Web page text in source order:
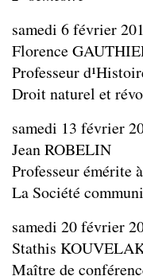
samedi 6 février
Florence
Professeur
Droit naturel et
samedi 13 février
Jean ROBELIN
Professeur émérite
La Société
samedi 20 février
Stathis
Maître de